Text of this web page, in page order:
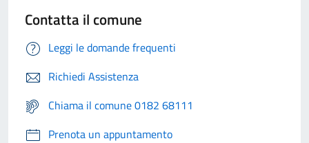
Contatta il comune
Leggi le domande frequenti
Richiedi Assistenza
Chiama il comune 0182 68111
Prenota un appuntamento